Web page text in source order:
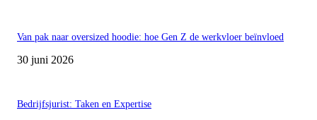
Van pak naar oversized hoodie: hoe Gen Z de werkvloer beïnvloed
30 juni 2026
Bedrijfsjurist: Taken en Expertise